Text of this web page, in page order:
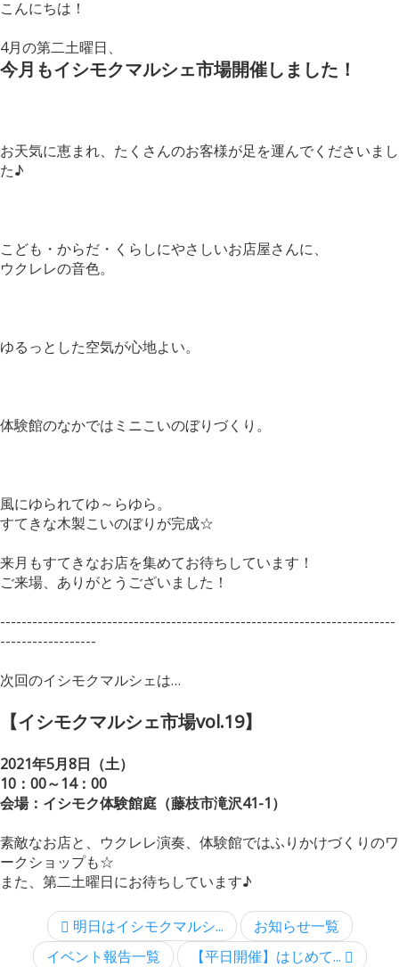
こんにちは！
4月の第二土曜日、
今月もイシモクマルシェ市場開催しました！
お天気に恵まれ、たくさんのお客様が足を運んでくださいまし
た♪
こども・からだ・くらしにやさしいお店屋さんに、
ウクレレの音色。
ゆるっとした空気が心地よい。
体験館のなかではミニこいのぼりづくり。
風にゆられてゆ～らゆら。
すてきな木製こいのぼりが完成☆
来月もすてきなお店を集めてお待ちしています！
ご来場、ありがとうございました！
--------------------------------------------------------------------------
------------------
次回のイシモクマルシェは…
【イシモクマルシェ市場vol.19】
2021年5月8日（土）
10：00～14：00
会場：イシモク体験館庭（藤枝市滝沢41-1）
素敵なお店と、ウクレレ演奏、体験館ではふりかけづくりのワ
ークショップも☆
また、第二土曜日にお待ちしています♪
明日はイシモクマルシ...
お知らせ一覧
イベント報告一覧
【平日開催】はじめて...